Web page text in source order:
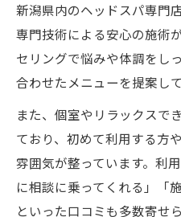
新潟県内のヘッドスパ専門
専門技術による安心の施術
セリングで悩みや体調をし
合わせたメニューを提案し
また、個室やリラックスで
ており、初めて利用する方
雰囲気が整っています。利
に相談に乗ってくれる」「
といった口コミも多数寄せ